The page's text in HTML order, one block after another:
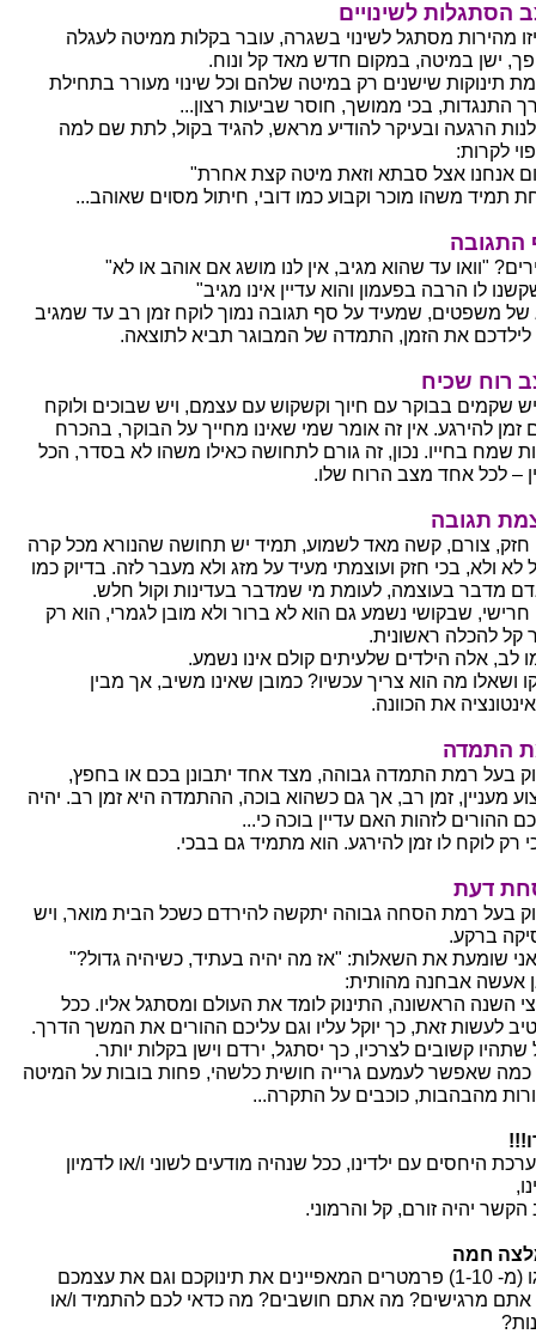
הסתגלות לשינויים
מהירות מסתגל לשינוי בשגרה, עובר בקלות ממיטה לעגלה
ישן במיטה, במקום חדש מאד קל ונוח.
תינוקות שישנים רק במיטה שלהם וכל שינוי מעורר בתחילת
התנגדות, בכי ממושך, חוסר שביעות רצון...
הרגעה ובעיקר להודיע מראש, להגיד בקול, לתת שם למה
לקרות:
אנחנו אצל סבתא וזאת מיטה קצת אחרת"
תמיד משהו מוכר וקבוע כמו דובי, חיתול מסוים שאוהב...
התגובה
"וואו עד שהוא מגיב, אין לנו מושג אם אוהב או לא"
לו הרבה בפעמון והוא עדיין אינו מגיב"
של משפטים, שמעיד על סף תגובה נמוך לוקח זמן רב עד שמגיב
לילדכם את הזמן, התמדה של המבוגר תביא לתוצאה.
רוח שכיח
יש שקמים בבוקר עם חיוך וקשקוש עם עצמם, ויש שבוכים ולוקח
זמן להירגע. אין זה אומר שמי שאינו מחייך על הבוקר, בהכרח
שמח בחייו. נכון, זה גורם לתחושה כאילו משהו לא בסדר, הכל
– לכל אחד מצב הרוח שלו.
תגובה
חזק, צורם, קשה מאד לשמוע, תמיד יש תחושה שהנורא מכל קרה
לא ולא, בכי חזק ועוצמתי מעיד על מזג ולא מעבר לזה. בדיוק כמו
מדבר בעוצמה, לעומת מי שמדבר בעדינות וקול חלש.
חרישי, שבקושי נשמע גם הוא לא ברור ולא מובן לגמרי, הוא רק
קל להכלה ראשונית.
לב, אלה הילדים שלעיתים קולם אינו נשמע.
ושאלו מה הוא צריך עכשיו? כמובן שאינו משיב, אך מבין
את הכוונה.
התמדה
בעל רמת התמדה גבוהה, מצד אחד יתבונן בכם או בחפץ,
מעניין, זמן רב, אך גם כשהוא בוכה, ההתמדה היא זמן רב. יהיה
ההורים לזהות האם עדיין בוכה כי...
רק לוקח לו זמן להירגע. הוא מתמיד גם בבכי.
דעת
בעל רמת הסחה גבוהה יתקשה להירדם כשכל הבית מואר, ויש
ברקע.
אני שומעת את השאלות: "אז מה יהיה בעתיד, כשיהיה גדול?"
אעשה אבחנה מהותית:
השנה הראשונה, התינוק לומד את העולם ומסתגל אליו. ככל
לעשות זאת, כך יוקל עליו וגם עליכם ההורים את המשך הדרך.
שתהיו קשובים לצרכיו, כך יסתגל, ירדם וישן בקלות יותר.
כמה שאפשר לעמעם גרייה חושית כלשהי, פחות בובות על המיטה
מהבהבות, כוכבים על התקרה...
היחסים עם ילדינו, ככל שנהיה מודעים לשוני ו/או לדמיון
הקשר יהיה זורם, קל והרמוני.
חמה
את תינוקכם וגם את עצמכם
מרגישים? מה אתם חושבים? מה כדאי לכם להתמיד ו/או